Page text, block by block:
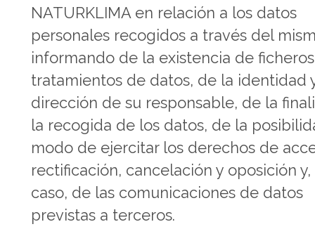
NATURKLIMA en relación a los datos
personales recogidos a través del
informando de la existencia de
tratamientos de datos, de la identidad
dirección de su responsable, de la
la recogida de los datos, de la
modo de ejercitar los derechos de
rectificación, cancelación y oposición y,
caso, de las comunicaciones de datos
previstas a terceros.